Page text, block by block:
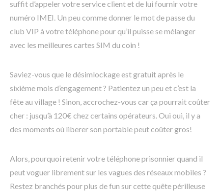
suffit d’appeler votre service client et de lui fournir votre
numéro IMEI. Un peu comme donner le mot de passe du
club VIP à votre téléphone pour qu’il puisse se mélanger
avec les meilleures cartes SIM du coin !
Saviez-vous que le désimlockage est gratuit après le
sixième mois d’engagement ? Patientez un peu et c’est la
fête au village ! Sinon, accrochez-vous car ça pourrait coûter
cher : jusqu’à 120€ chez certains opérateurs. Oui oui, il y a
des moments où liberer son portable peut coûter gros!
Alors, pourquoi retenir votre téléphone prisonnier quand il
peut voguer librement sur les vagues des réseaux mobiles ?
Restez branchés pour plus de fun sur cette quête périlleuse